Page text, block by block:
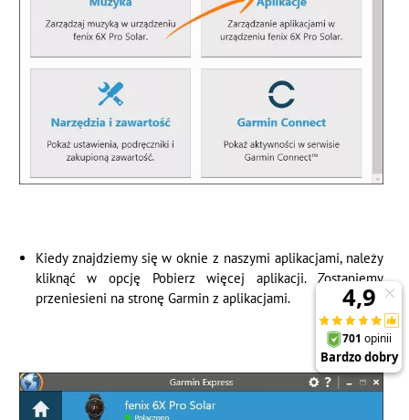
Kiedy znajdziemy się w oknie z naszymi aplikacjami, należy
kliknąć w opcję Pobierz więcej aplikacji. Zostaniemy
przeniesieni na stronę Garmin z aplikacjami.